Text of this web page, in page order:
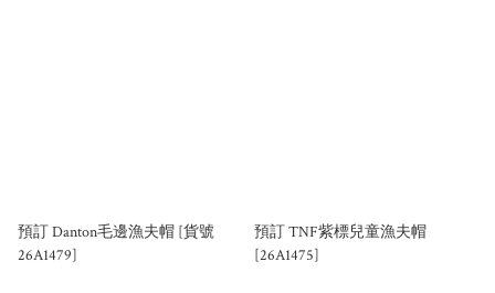
預訂 Danton毛邊漁夫帽 [貨號
26A1479]
預訂 TNF紫標兒童漁夫帽
[26A1475]